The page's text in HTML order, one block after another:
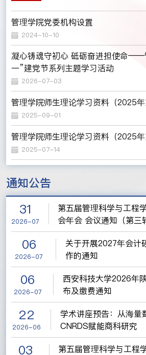
管理学院党委机构设置
2024-10-10
凝心铸魂守初心 砥砺奋进担使命——
一”建党节系列主题学习活动
2026-07-03
管理学院师生理论学习资料（2025年
2025-09-01
管理学院师生理论学习资料（2025年
2025-07-14
通知公告
31
2026-07
第五届管理科学与工程
会年会 会议通知（第三
06
2026-07
关于开展2027年会计
作的通知
06
2026-07
西安科技大学2026年
布及缴费通知
22
2026-06
学术讲座预告：从海
CNRDS赋能商科研究
03
第五届管理科学与工程